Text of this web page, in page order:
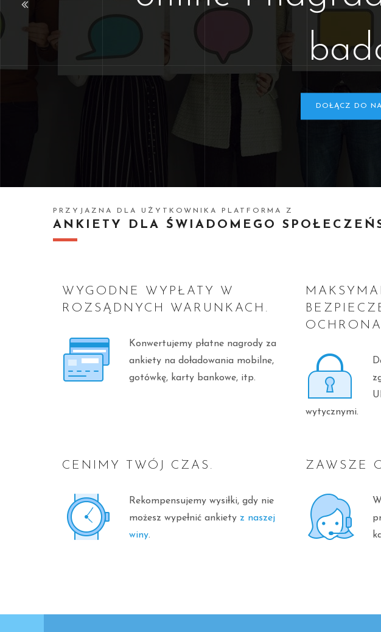
DOŁĄCZ DO
PRZYJAZNA DLA UŻYTKOWNIKA PLATFORMA Z
ANKIETY DLA ŚWIADOMEGO
WYGODNE WYPŁATY W
ROZSĄDNYCH WARUNKACH.
Konwertujemy płatne nagrody za
ankiety na doładowania mobilne,
gotówkę, karty bankowe, itp.
wytycznymi.
CENIMY TWÓJ CZAS.
Rekompensujemy wysiłki, gdy nie
możesz wypełnić ankiety z naszej
winy.
ZAWSZE